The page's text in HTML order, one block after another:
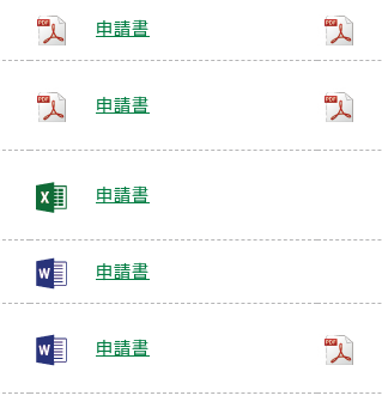
申請書
申請書
申請書
申請書
申請書